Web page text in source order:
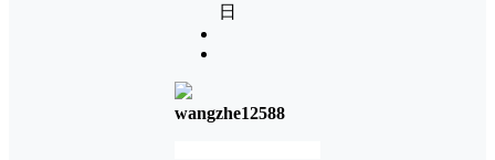
日
wangzhe12588